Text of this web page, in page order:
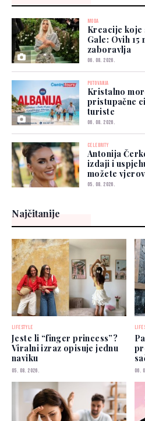
MODA
Kreacije koje
Gale: Ovih
zaboravlja
06. 08. 2026.
PUTOVANJA
Kristalno
pristupačne
turiste
06. 08. 2026.
CELEBRITY
Antonija
izdaji i
možete
05. 08. 2026.
Najčitanije
LIFESTYLE
Jeste li “finger princess”?
Viralni izraz opisuje jednu
naviku
05. 08. 2026. 06.